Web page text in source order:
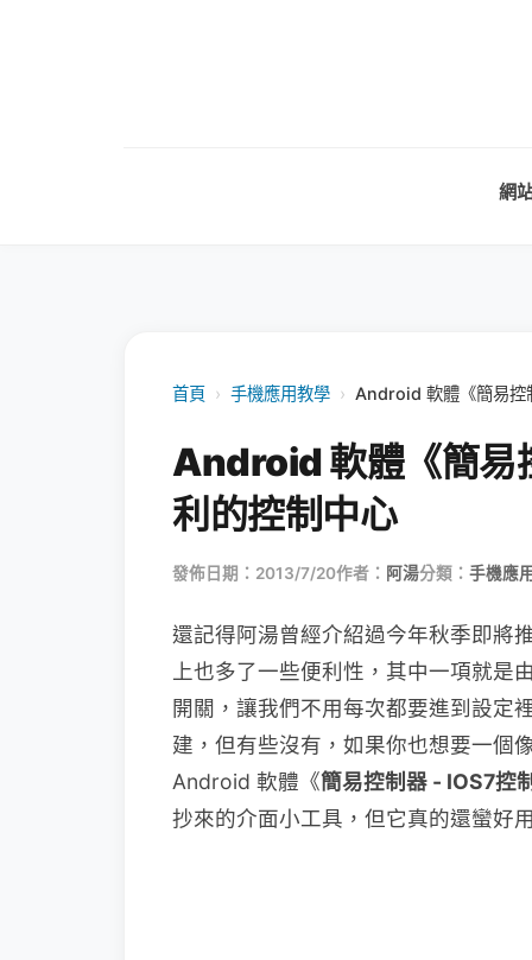
網
首頁 › 手機應用教學 › Android 軟體《簡易控
Android 軟體《簡易
利的控制中心
發佈日期：2013/7/20作者： 阿湯分類： 手機應
還記得阿湯曾經介紹過今年秋季即將
上也多了一些便利性，其中一項就
開關，讓我們不用每次都要進到設定
建，但有些沒有，如果你也想要一個
Android 軟體《簡易控制器 - IOS7控
抄來的介面小工具，但它真的還蠻好